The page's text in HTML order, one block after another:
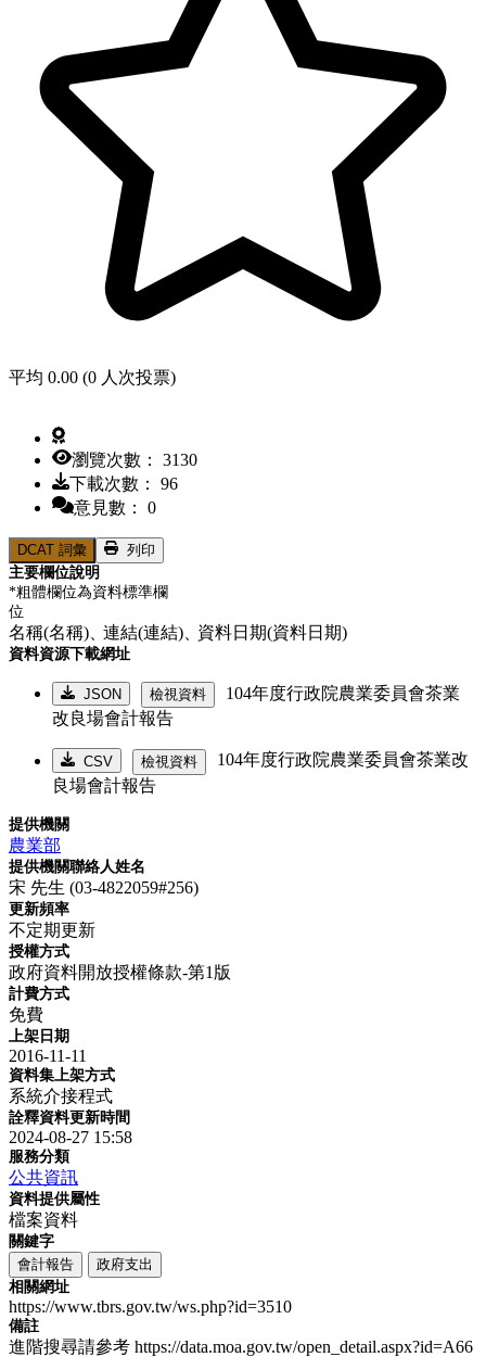
平均 0.00 (0 人次投票)
瀏覽次數： 3130
下載次數： 96
意見數： 0
DCAT 詞彙
列印
主要欄位說明
*粗體欄位為資料標準欄
位
名稱(名稱)、連結(連結)、資料日期(資料日期)
資料資源下載網址
JSON 檢視資料
104年度行政院農業委員會茶業
改良場會計報告
CSV 檢視資料
104年度行政院農業委員會茶業改
良場會計報告
提供機關
農業部
提供機關聯絡人姓名
宋 先生 (03-4822059#256)
更新頻率
不定期更新
授權方式
政府資料開放授權條款-第1版
計費方式
免費
上架日期
2016-11-11
資料集上架方式
系統介接程式
詮釋資料更新時間
2024-08-27 15:58
服務分類
公共資訊
資料提供屬性
檔案資料
關鍵字
會計報告
政府支出
相關網址
https://www.tbrs.gov.tw/ws.php?id=3510
備註
進階搜尋請參考 https://data.moa.gov.tw/open_detail.aspx?id=A66